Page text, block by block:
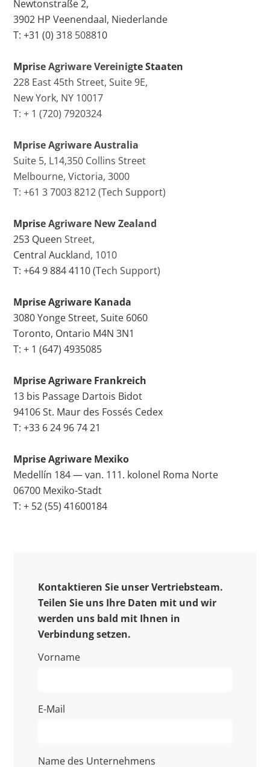
Newtonstraße 2,
3902 HP Veenendaal, Niederlande
T: +31 (0) 318 508810
Mprise Agriware Vereinigte Staaten
228 East 45th Street, Suite 9E,
New York, NY 10017
T: + 1 (720) 7920324
Mprise Agriware Australia
Suite 5, L14,350 Collins Street
Melbourne, Victoria, 3000
T: +61 3 7003 8212 (Tech Support)
Mprise Agriware New Zealand
253 Queen Street,
Central Auckland, 1010
T: +64 9 884 4110 (Tech Support)
Mprise Agriware Kanada
3080 Yonge Street, Suite 6060
Toronto, Ontario M4N 3N1
T: + 1 (647) 4935085
Mprise Agriware Frankreich
13 bis Passage Dartois Bidot
94106 St. Maur des Fossés Cedex
T: +33 6 24 96 74 21
Mprise Agriware Mexiko
Medellín 184 — van. 111. kolonel Roma Norte
06700 Mexiko-Stadt
T: + 52 (55) 41600184
Kontaktieren Sie unser Vertriebsteam.
Teilen Sie uns Ihre Daten mit und wir
werden uns bald mit Ihnen in
Verbindung setzen.
Vorname
E-Mail
Name des Unternehmens